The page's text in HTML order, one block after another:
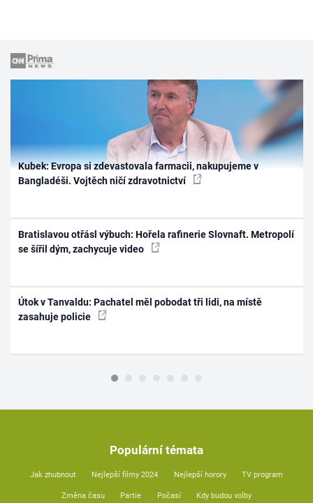
Kubek: Evropa si zdevastovala farmacii, nakupujeme v
Bangladéši. Vojtěch ničí zdravotnictví
Bratislavou otřásl výbuch: Hořela rafinerie Slovnaft. Metropolí
se šířil dým, zachycuje video
Útok v Tanvaldu: Pachatel měl pobodat tři lidi, na místě
zasahuje policie
Populární témata
Jak zhubnout Nejlepší filmy 2024 Nejlepší horory TV program
Změna času Partie Počasí Kdy budou volby